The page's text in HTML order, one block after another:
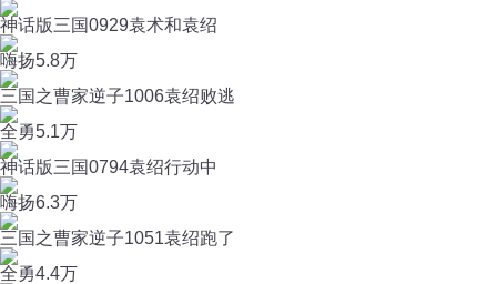
神话版三国0929袁术和袁绍
嗨扬5.8万
三国之曹家逆子1006袁绍败逃
全勇5.1万
神话版三国0794袁绍行动中
嗨扬6.3万
三国之曹家逆子1051袁绍跑了
全勇4.4万